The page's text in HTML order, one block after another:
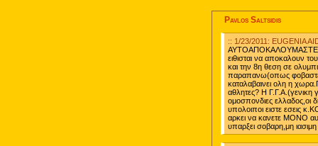
Pavlos Saltsidis
:: 1/23/2011: EUGENIA
ειθισται να αποκαλουν
και την 8η θεση σε
παραπανω(οπως
καταλαβαινει ολη η
αθλητες? Η Γ.Γ.Α.(γενικη
ομοσπονδιες ελλαδος,οι
υπολοιποι ειστε εσεις
αρκει να κανετε ΜΟΝΟ
υπαρξει σοβαρη,μη